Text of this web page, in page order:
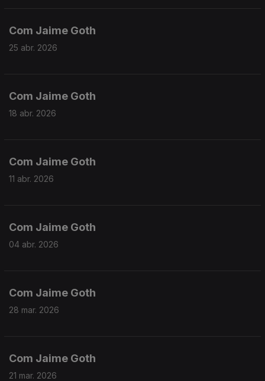
Com Jaime Goth
25 abr. 2026
Com Jaime Goth
18 abr. 2026
Com Jaime Goth
11 abr. 2026
Com Jaime Goth
04 abr. 2026
Com Jaime Goth
28 mar. 2026
Com Jaime Goth
21 mar. 2026